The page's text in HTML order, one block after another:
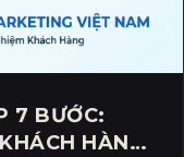
7 BƯỚC:
HÀNG